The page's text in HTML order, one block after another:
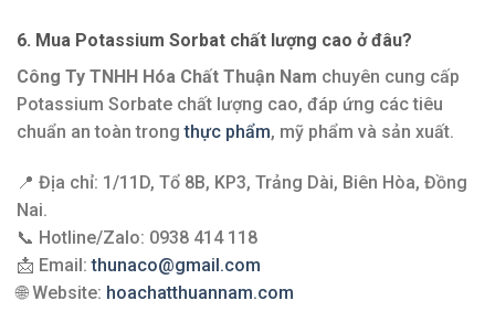
6. Mua Potassium Sorbat chất lượng cao ở đâu?
Công Ty TNHH Hóa Chất Thuận Nam chuyên cung cấp
Potassium Sorbate chất lượng cao, đáp ứng các tiêu
chuẩn an toàn trongthực phẩm, mỹ phẩm và sản xuất.
📍 Địa chỉ: 1/11D, Tổ 8B, KP3, Trảng Dài, Biên Hòa, Đồng
Nai.
📞 Hotline/Zalo: 0938 414 118
📩 Email:thunaco@gmail.com
🌐 Website: hoachatthuannam.com